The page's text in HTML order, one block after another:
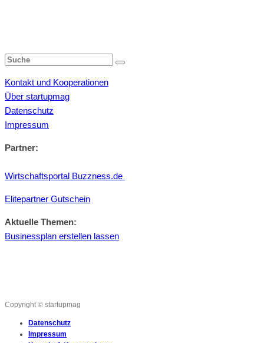
Kontakt und Kooperationen
Über startupmag
Datenschutz
Impressum
Partner:
Wirtschaftsportal Buzzness.de
Elitepartner Gutschein
Aktuelle Themen:
Businessplan erstellen lassen
Copyright © startupmag
Datenschutz
Impressum